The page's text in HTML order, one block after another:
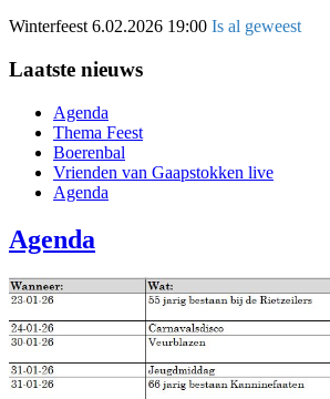
Winterfeest 6.02.2026 19:00 Is al geweest
Laatste nieuws
Agenda
Thema Feest
Boerenbal
Vrienden van Gaapstokken live
Agenda
Agenda